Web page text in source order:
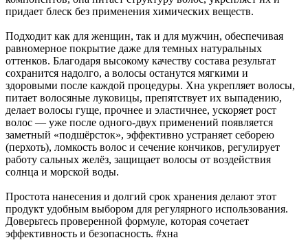
придает блеск без применения химических веществ.
Подходит как для женщин, так и для мужчин, обеспечивая
равномерное покрытие даже для темных натуральных
оттенков. Благодаря высокому качеству состава результат
сохранится надолго, а волосы останутся мягкими и
здоровыми после каждой процедуры. Хна укрепляет волосы,
питает волосяные луковицы, препятствует их выпадению,
делает волосы гуще, прочнее и эластичнее, ускоряет рост
волос — уже после одного-двух применений появляется
заметный «подшёрсток», эффективно устраняет себорею
(перхоть), ломкость волос и сечение кончиков, регулирует
работу сальных желёз, защищает волосы от воздействия
солнца и морской воды.
Простота нанесения и долгий срок хранения делают этот
продукт удобным выбором для регулярного использования.
Доверьтесь проверенной формуле, которая сочетает
эффективность и безопасность. #хна